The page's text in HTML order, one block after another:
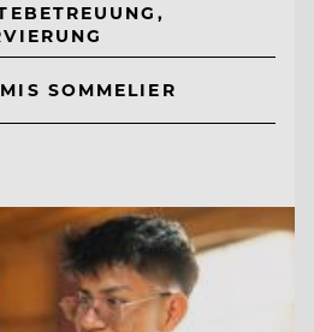
SOMMELIER